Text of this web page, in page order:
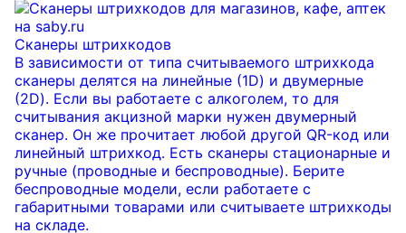
Сканеры штрихкодов
В зависимости от типа считываемого штрихкода
сканеры делятся на линейные (1D) и двумерные
(2D). Если вы работаете с алкоголем, то для
считывания акцизной марки нужен двумерный
сканер. Он же прочитает любой другой QR-код или
линейный штрихкод. Есть сканеры стационарные и
ручные (проводные и беспроводные). Берите
беспроводные модели, если работаете с
габаритными товарами или считываете штрихкоды
на складе.